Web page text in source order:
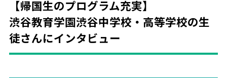
【帰国生のプログラム充実】
渋谷教育学園渋谷中学校・高等学校の生
徒さんにインタビュー